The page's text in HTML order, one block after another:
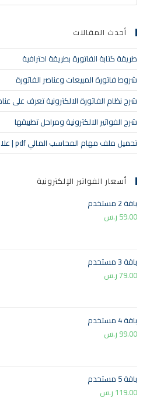
أحدث المقالات
طريقة كتابة الفاتورة بطريقة احترافية
شروط فاتورة المبيعات وعناصر الفاتورة
شرح نظام الفاتورة الالكترونية تعرف على
شرح الفواتير الالكترونية ومراحل تطبيقها
تحميل ملف مهام المحاسب المالي pdf | علاقته بالفاتورة الإلكترونية
أسعار الفواتير الإلكترونية
باقة 2 مستخدم
59.00 ر.س
باقة 3 مستخدم
79.00ر.س
باقة 4 مستخدم
99.00 ر.س
باقة 5 مستخدم
119.00 ر.س